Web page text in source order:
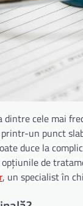
dintre cele mai
un punct
duce la
de
, un specialist în